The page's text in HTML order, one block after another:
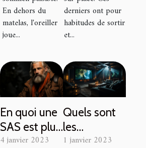
En dehors du
matelas, l'oreiller
joue...
derniers ont pour
habitudes de sortir
et...
En quoi une
SAS est plus
avantageuse
4 janvier 2023
Quels sont
les
avantages
1 janvier 2023